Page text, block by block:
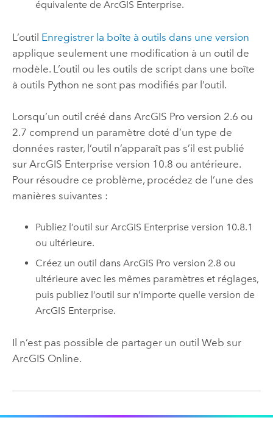
équivalente deArcGIS Enterprise.
L’outil Enregistrer la boîte à outils dans une version
applique seulement une modification à un outil de
modèle. L’outil ou les outils de script dans une boîte
à outils Python ne sont pas modifiés par l’outil.
Lorsqu’un outil créé dans ArcGIS Proversion 2.6 ou
2.7 comprend un paramètre doté d’un type de
données raster, l’outil n’apparaît pas s’il est publié
sur ArcGIS Enterprise version 10.8 ou antérieure.
Pour résoudre ce problème, procédez de l’une des
manières suivantes :
Publiez l’outil surArcGIS Enterprise version 10.8.1
ou ultérieure.
Créez un outil dansArcGIS Pro version 2.8 ou
ultérieure avec les mêmes paramètres et réglages,
puis publiez l’outil sur n’importe quelle version de
ArcGIS Enterprise.
Il n’est pas possible de partager un outil Web sur
ArcGIS Online.